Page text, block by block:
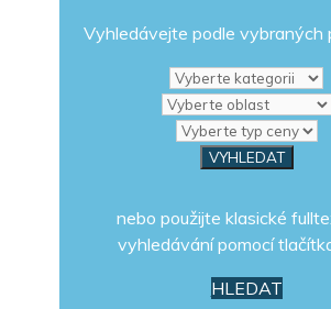
Vyhledávejte podle vybraných
nebo použijte klasické
vyhledávání pomocí
HLEDAT